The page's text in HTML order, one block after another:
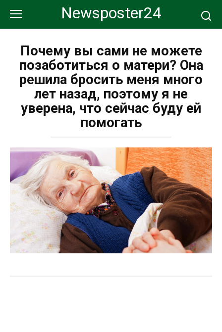
контенту
Newsposter24
Почему вы сами не можете
позаботиться о матери? Она
решила бросить меня много
лет назад, поэтому я не
уверена, что сейчас буду ей
помогать